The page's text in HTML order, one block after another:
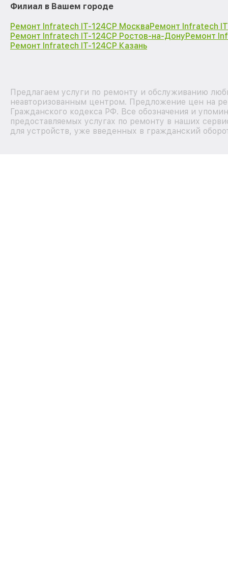
Филиал в Вашем городе
Ремонт Infratech IT-124CP МоскваРемонт Infratech
Ремонт Infratech IT-124CP Ростов-на-ДонуРемонт
Ремонт Infratech IT-124CP Казань
Предлагаем услуги по ремонту и обслуживанию
неавторизованным центром. Предложение цен на
Гражданского кодекса РФ. Все обозначения и
предоставляемых услугах по ремонту в наших
для устройств, уже введенных в гражданский